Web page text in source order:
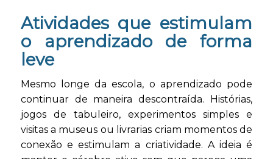
Atividades que estimulam
o aprendizado de forma
leve
Mesmo longe da escola, o aprendizado pode
continuar de maneira descontraída. Histórias,
jogos de tabuleiro, experimentos simples e
visitas a museus ou livrarias criam momentos de
conexão e estimulam a criatividade. A ideia é